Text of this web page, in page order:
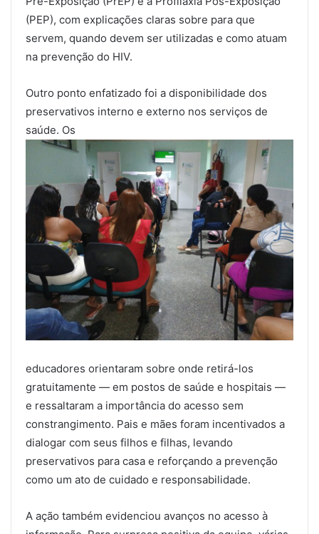
(PEP), com explicações claras sobre para que
servem, quando devem ser utilizadas e como atuam
na prevenção do HIV.
Outro ponto enfatizado foi a disponibilidade dos
preservativos interno e externo nos serviços de
saúde. Os
educadores orientaram sobre onde retirá-los
gratuitamente — em postos de saúde e hospitais —
e ressaltaram a importância do acesso sem
constrangimento. Pais e mães foram incentivados a
dialogar com seus filhos e filhas, levando
preservativos para casa e reforçando a prevenção
como um ato de cuidado e responsabilidade.
A ação também evidenciou avanços no acesso à